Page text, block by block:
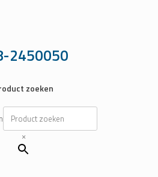
2450050
zoeken
×